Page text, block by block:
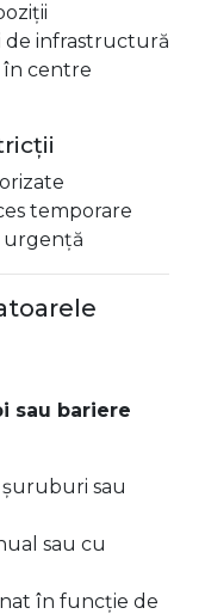
de infrastructură
în centre
temporare
urgență
sau bariere
sau
sau cu
în funcție de